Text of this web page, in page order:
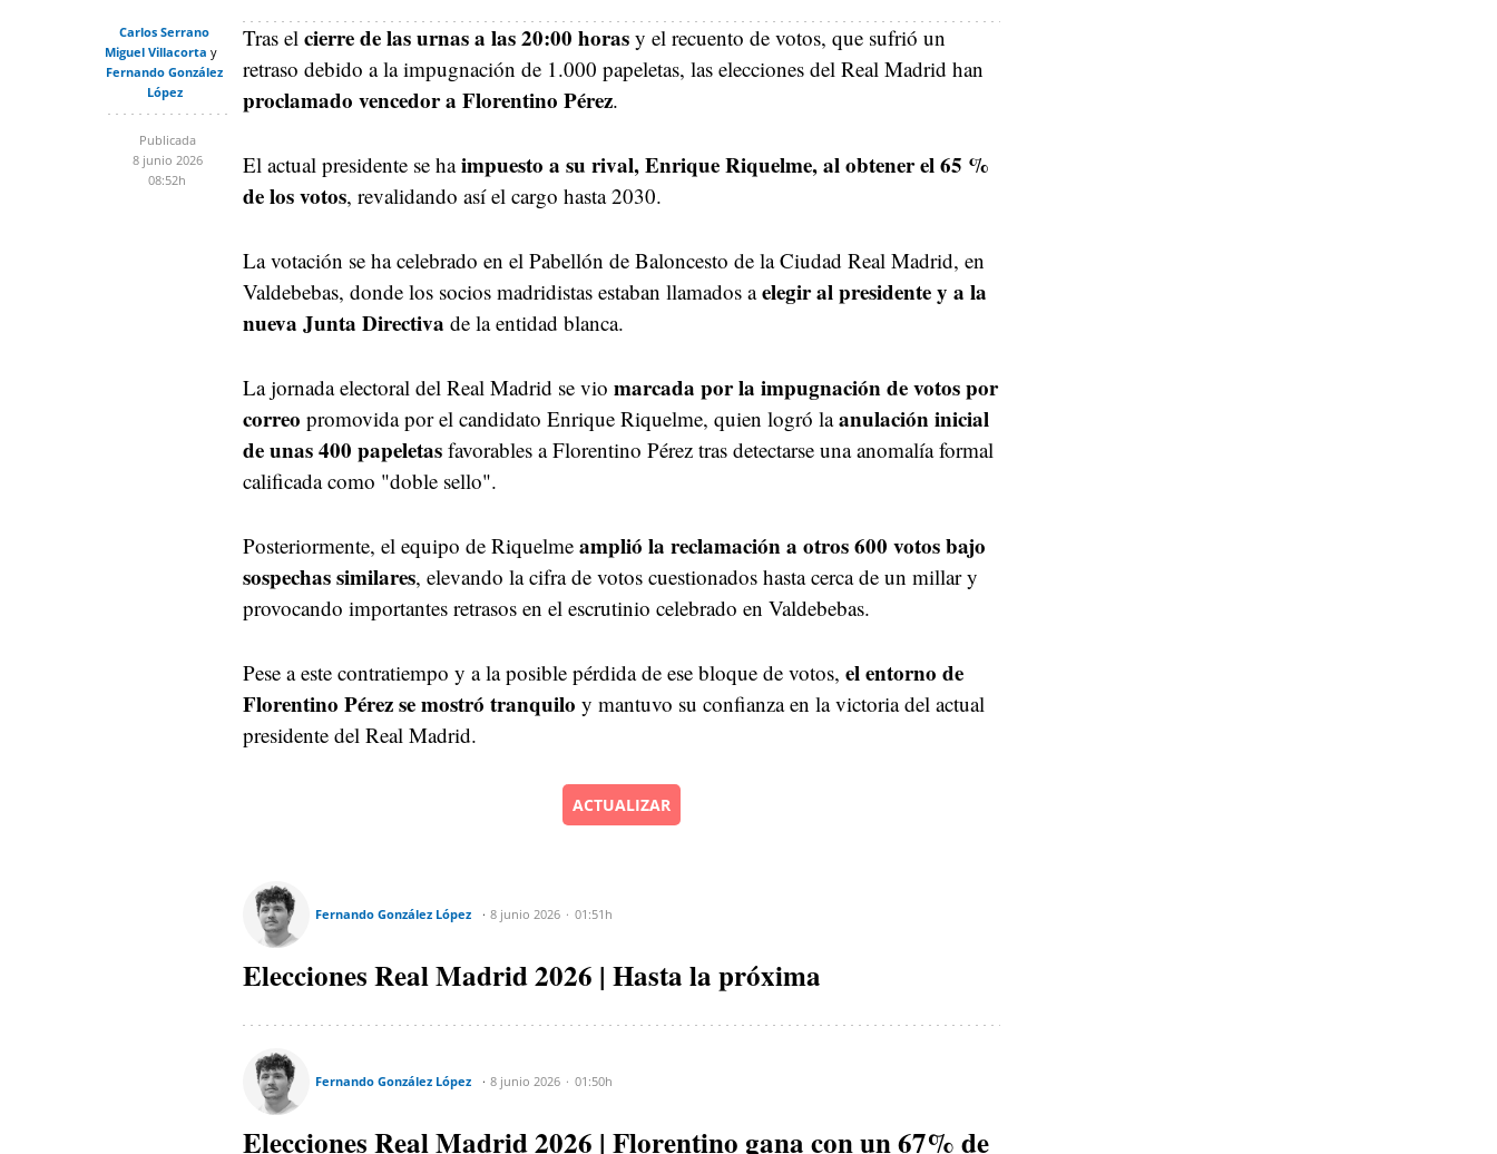
Carlos Serrano
Miguel Villacorta
Fernando González
López
Publicada
8 junio 2026
08:52h
Tras el cierre de las urnas a las 20:00 horas y el recuento de votos, que sufrió un
retraso debido a la impugnación de 1.000 papeletas, las elecciones del Real Madrid han
proclamado vencedor a Florentino Pérez.
El actual presidente se haimpuesto a su rival, Enrique Riquelme, al obtener el 65 %
de los votos, revalidando así el cargo hasta 2030.
La votación se ha celebrado en el Pabellón de Baloncesto de la Ciudad Real Madrid, en
Valdebebas, donde los socios madridistas estaban llamados aelegir al presidente y a la
nueva Junta Directiva de la entidad blanca.
La jornada electoral del Real Madrid se vio marcada por la impugnación de votos por
correo promovida por el candidato Enrique Riquelme, quien logró laanulación inicial
de unas 400 papeletas favorables a Florentino Pérez tras detectarse una anomalía formal
calificada como "doble sello".
Posteriormente, el equipo de Riquelme amplió la reclamación a otros 600 votos bajo
sospechas similares, elevando la cifra de votos cuestionados hasta cerca de un millar y
provocando importantes retrasos en el escrutinio celebrado en Valdebebas.
Pese a este contratiempo y a la posible pérdida de ese bloque de votos, el entorno de
Florentino Pérez se mostró tranquilo y mantuvo su confianza en la victoria del actual
presidente del Real Madrid.
ACTUALIZAR
Fernando González López 8 junio 2026 01:51h
Elecciones Real Madrid 2026 | Hasta la próxima
Fernando González López 8 junio 2026 01:50h
Elecciones Real Madrid 2026 | Florentino gana con un 67% de